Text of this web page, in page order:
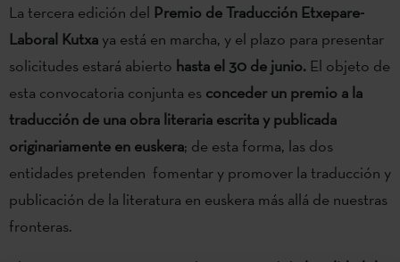
La tercera edición del Premio de Traducción Etxepare-
Laboral Kutxa ya está en marcha, y el plazo para presentar
solicitudes estará abierto hasta el 30 de junio. El objeto de
esta convocatoria conjunta es conceder un premio a la
traducción de una obra literaria escrita y publicada
originariamente en euskera; de esta forma, las dos
entidades pretenden fomentar y promover la traducción y
publicación de la literatura en euskera más allá de nuestras
fronteras.